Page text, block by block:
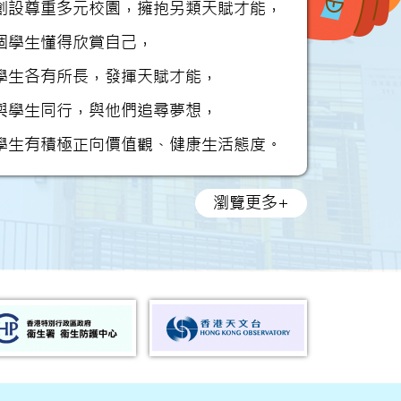
設尊重多元校園，擁抱另類天賦才能，
學生懂得欣賞自己，
生各有所長，發揮天賦才能，
學生同行，與他們追尋夢想，
生有積極正向價值觀、健康生活態度。
瀏覽更多+